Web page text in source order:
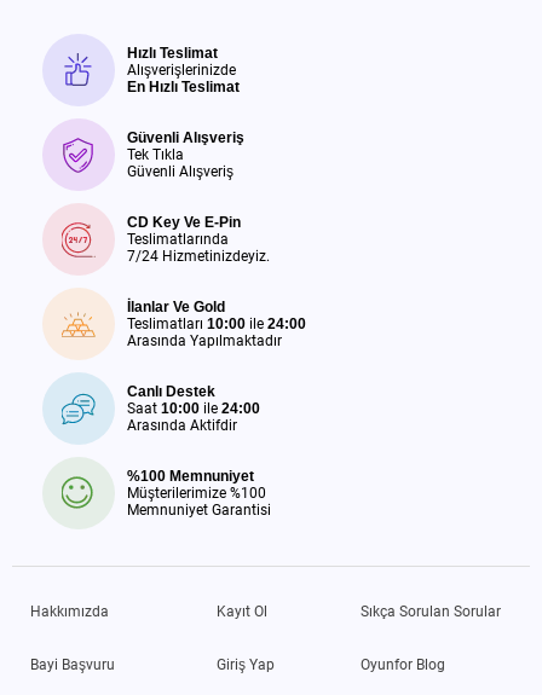
Hızlı Teslimat
Alışverişlerinizde
En Hızlı Teslimat
Güvenli Alışveriş
Tek Tıkla
Güvenli Alışveriş
CD Key Ve E-Pin
Teslimatlarında
7/24 Hizmetinizdeyiz.
İlanlar Ve Gold
Teslimatları 10:00 ile 24:00
Arasında Yapılmaktadır
Canlı Destek
Saat 10:00 ile 24:00
Arasında Aktifdir
%100 Memnuniyet
Müşterilerimize %100
Memnuniyet Garantisi
Hakkımızda
Bayi Başvuru
Kayıt Ol
Giriş Yap
Sıkça Sorulan Sorular
Oyunfor Blog